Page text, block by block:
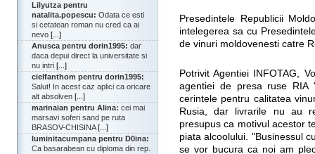
Lilyutza pentru
natalita.popescu: Odata ce esti
si cetatean roman nu cred ca ai
nevo [...]
Anusca pentru dorin1995: dar
daca depui direct la universitate si
nu intri [...]
cielfanthom pentru dorin1995:
Salut! In acest caz aplici ca oricare
alt absolven [...]
marinaian pentru Alina: cei mai
marsavi soferi sand pe ruta
BRASOV-CHISINA[...]
luminitacumpana pentru D0ina:
Ca basarabean cu diploma din rep.
Presedintele Republicii
intelegerea sa cu
de vinuri moldovenesti catre
Potrivit Agentiei INFOTAG,
agentiei de presa ruse RIA
cerintele pentru calitatea
Rusia, dar livrarile nu au
presupus ca motivul acestor
piata alcoolului. "Businessul
se vor bucura ca noi am